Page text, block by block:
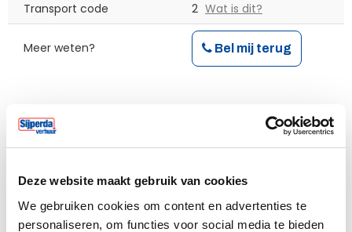
Deze website maakt gebruik van cookies
We gebruiken cookies om content en advertenties te
personaliseren, om functies voor social media te bieden
Transport code 2 Wat is dit?
Meer weten? Bel mij terug
Huurperiode begin
Verwacht einde huur